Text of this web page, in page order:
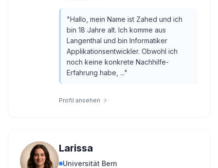
"Hallo, mein Name ist Zahed und ich
bin 18 Jahre alt. Ich komme aus
Langenthal und bin Informatiker
Applikationsentwickler. Obwohl ich
noch keine konkrete Nachhilfe-
Erfahrung habe, ..."
Profil ansehen
Larissa
Universität Bern